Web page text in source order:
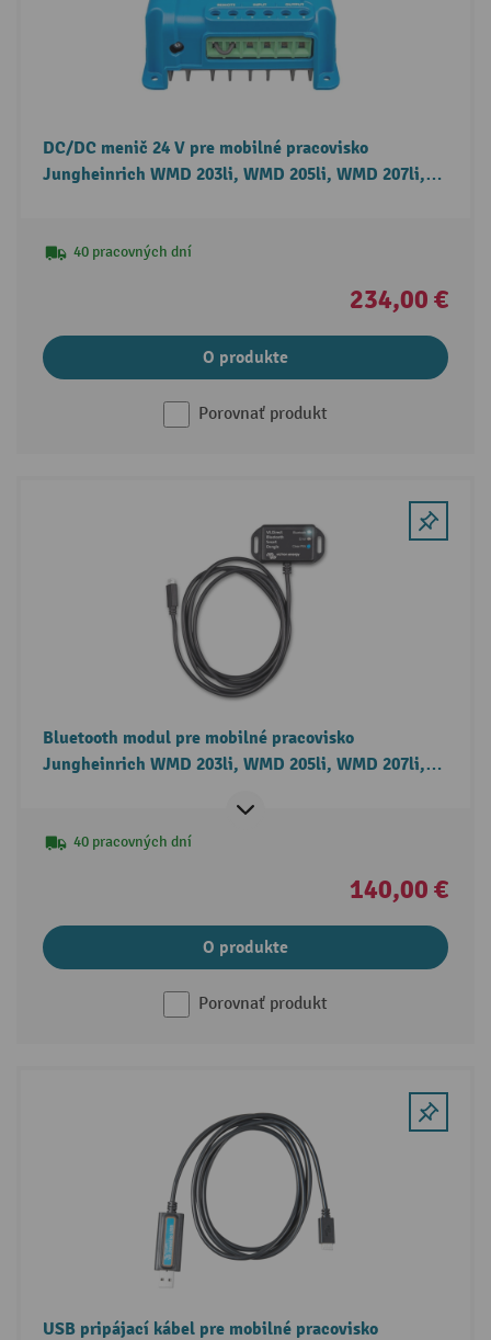
DC/DC menič 24 V pre mobilné pracovisko
Jungheinrich WMD 203li, WMD 205li, WMD 207li,
40 pracovných dní
234,00 €
O produkte
Porovnať produkt
Bluetooth modul pre mobilné pracovisko
Jungheinrich WMD 203li, WMD 205li, WMD 207li,
40 pracovných dní
140,00 €
O produkte
Porovnať produkt
USB pripájací kábel pre mobilné pracovisko